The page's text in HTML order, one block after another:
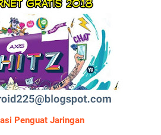
Penguat Jaringan